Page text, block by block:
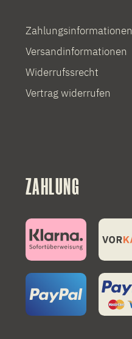
Zahlungsinformationen
Versandinformationen
Widerrufssrecht
Vertrag widerrufen
ZAHLUNG